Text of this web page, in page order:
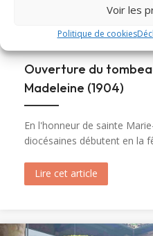
Voir les
Politique de cookies
Ouverture du
Madeleine (1904)
En l'honneur de sainte
diocésaines débutent en la
Lire cet article